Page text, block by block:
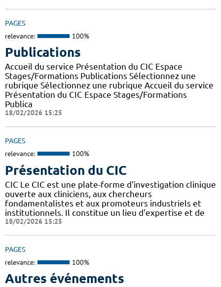
PAGES
relevance: 100%
Publications
Accueil du service Présentation du CIC Espace
Stages/Formations Publications Sélectionnez une
rubrique Sélectionnez une rubrique Accueil du service
Présentation du CIC Espace Stages/Formations
Publica
18/02/2026 15:25
PAGES
relevance: 100%
Présentation du CIC
CIC Le CIC est une plate-forme d'investigation clinique
ouverte aux cliniciens, aux chercheurs
fondamentalistes et aux promoteurs industriels et
institutionnels. Il constitue un lieu d'expertise et de
18/02/2026 15:25
PAGES
relevance: 100%
Autres événements